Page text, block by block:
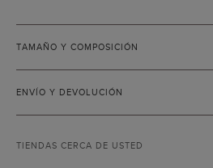
TAMAÑO Y COMPOSICIÓN
ENVÍO Y DEVOLUCIÓN
TIENDAS CERCA DE USTED